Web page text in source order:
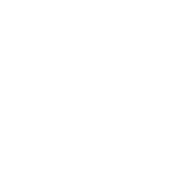
Parfum Paris